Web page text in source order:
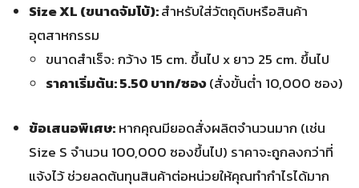
Size XL (ขนาดจัมโบ้):สำหรับใส่วัตถุดิบหรือสินค้า
อุตสาหกรรม
ขนาดสำเร็จ: กว้าง 15 cm. ขึ้นไป x ยาว 25 cm. ขึ้นไป
ราคาเริ่มต้น: 5.50 บาท/ซอง(สั่งขั้นต่ำ 10,000 ซอง)
ข้อเสนอพิเศษ:หากคุณมียอดสั่งผลิตจำนวนมาก (เช่น
Size S จำนวน 100,000 ซองขึ้นไป) ราคาจะถูกลงกว่าที่
แจ้งไว้ ช่วยลดต้นทุนสินค้าต่อหน่วยให้คุณทำกำไรได้มาก